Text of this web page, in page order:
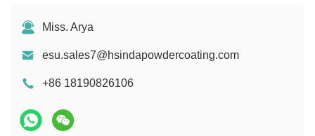
Miss. Arya
esu.sales7@hsindapowdercoating.com
+86 18190826106